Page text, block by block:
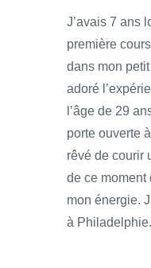
J’avais 7 ans
première
dans mon petit
adoré
l’âge de 29
porte ouverte
rêvé de courir
de ce moment
mon énergie.
à